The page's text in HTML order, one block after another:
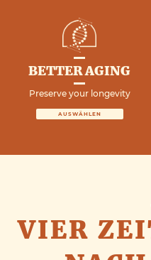
BETTER AGING
Preserve your longevity
AUSWÄHLEN
VIER